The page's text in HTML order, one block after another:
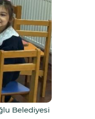
Belediyesi